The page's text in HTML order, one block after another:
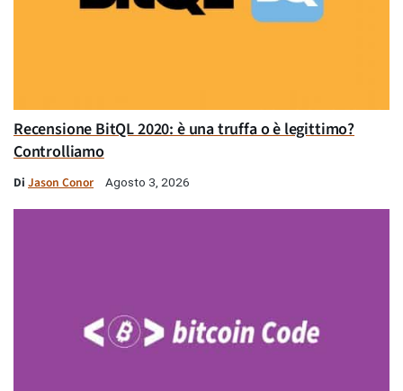
Recensione BitQL 2020: è una truffa o è legittimo?
Controlliamo
Di Jason Conor Agosto 3, 2026